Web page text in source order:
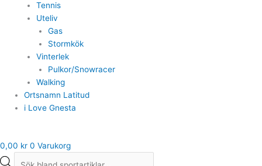
Tennis
Uteliv
Gas
Stormkök
Vinterlek
Pulkor/Snowracer
Walking
Ortsnamn Latitud
i Love Gnesta
0,00 kr 0 Varukorg